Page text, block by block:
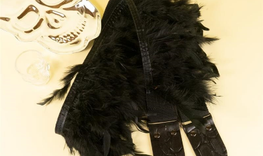
ベース ウクレレ
ドラム パーカッション
キーボード 電子ピアノ
管楽器 その他楽器